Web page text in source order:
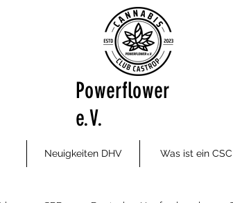
Powerflower
e.V.
Neuigkeiten DHV Was ist ein CSC